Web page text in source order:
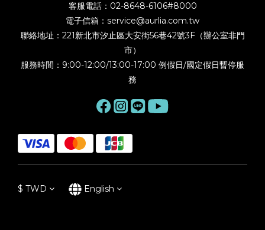
客服電話：02-8648-6106#8000
電子信箱：service@aurlia.com.tw
聯絡地址：221新北市汐止區大安街56巷42號3F（辦公室非門
市）
服務時間：9:00-12:00/13:00-17:00 例假日/國定假日暫停服
務
$ TWD English